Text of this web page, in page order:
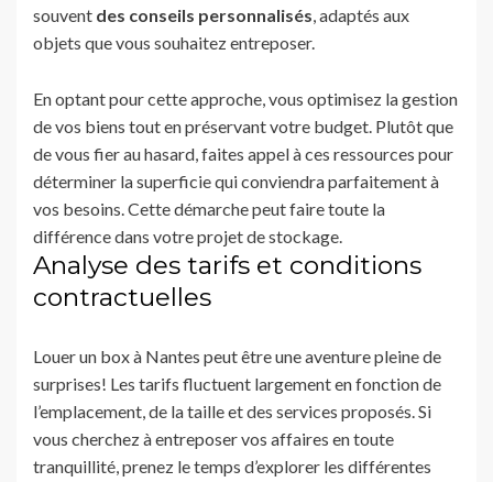
souvent des conseils personnalisés, adaptés aux
objets que vous souhaitez entreposer.
En optant pour cette approche, vous optimisez la gestion
de vos biens tout en préservant votre budget. Plutôt que
de vous fier au hasard, faites appel à ces ressources pour
déterminer la superficie qui conviendra parfaitement à
vos besoins. Cette démarche peut faire toute la
différence dans votre projet de stockage.
Analyse des tarifs et conditions
contractuelles
Louer un box à Nantes peut être une aventure pleine de
surprises! Les tarifs fluctuent largement en fonction de
l’emplacement, de la taille et des services proposés. Si
vous cherchez à entreposer vos affaires en toute
tranquillité, prenez le temps d’explorer les différentes